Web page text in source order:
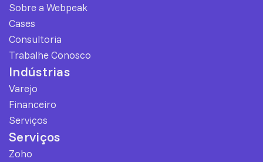
Sobre a Webpeak
Cases
Consultoria
Trabalhe Conosco
Indústrias
Varejo
Financeiro
Serviços
Serviços
Zoho